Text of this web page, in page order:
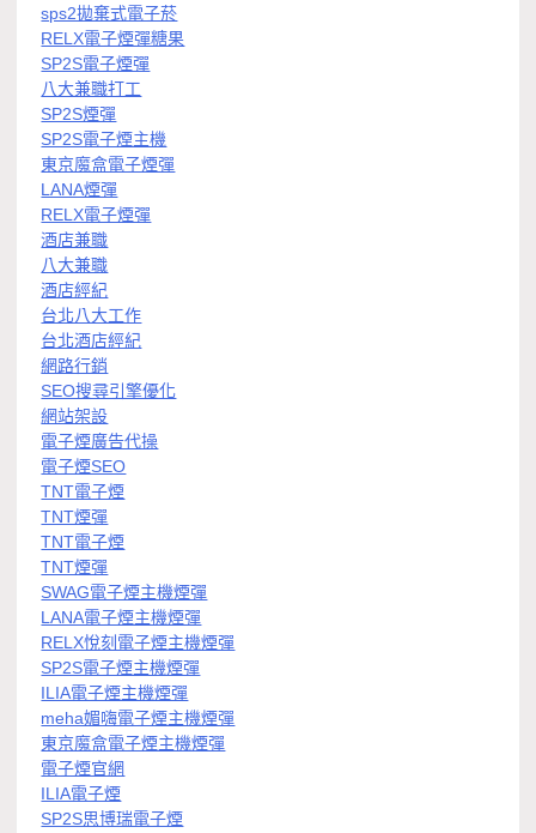
sps2拋棄式電子菸
RELX電子煙彈糖果
SP2S電子煙彈
八大兼職打工
SP2S煙彈
SP2S電子煙主機
東京魔盒電子煙彈
LANA煙彈
RELX電子煙彈
酒店兼職
八大兼職
酒店經紀
台北八大工作
台北酒店經紀
網路行銷
SEO搜尋引擎優化
網站架設
電子煙廣告代操
電子煙SEO
TNT電子煙
TNT煙彈
TNT電子煙
TNT煙彈
SWAG電子煙主機煙彈
LANA電子煙主機煙彈
RELX悅刻電子煙主機煙彈
SP2S電子煙主機煙彈
ILIA電子煙主機煙彈
meha媚嗨電子煙主機煙彈
東京魔盒電子煙主機煙彈
電子煙官網
ILIA電子煙
SP2S思博瑞電子煙